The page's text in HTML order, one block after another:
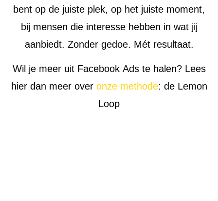
bent op de juiste plek, op het juiste moment,
bij mensen die interesse hebben in wat jij
aanbiedt.​ Zonder gedoe. Mét resultaat.
Wil je meer uit Facebook Ads te halen? Lees
hier dan meer over onze methode: de Lemon
Loop